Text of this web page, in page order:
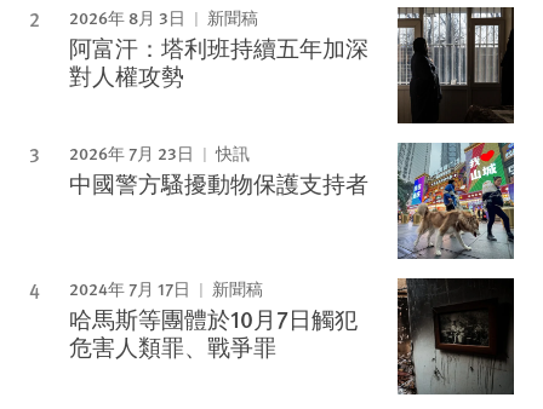
2026年 8月 3日 新聞稿
阿富汗：塔利班持續五年加深
對人權攻勢
2026年 7月 23日 快訊
中國警方騷擾動物保護支持者
2024年 7月 17日 新聞稿
哈馬斯等團體於10月7日觸犯
危害人類罪、戰爭罪